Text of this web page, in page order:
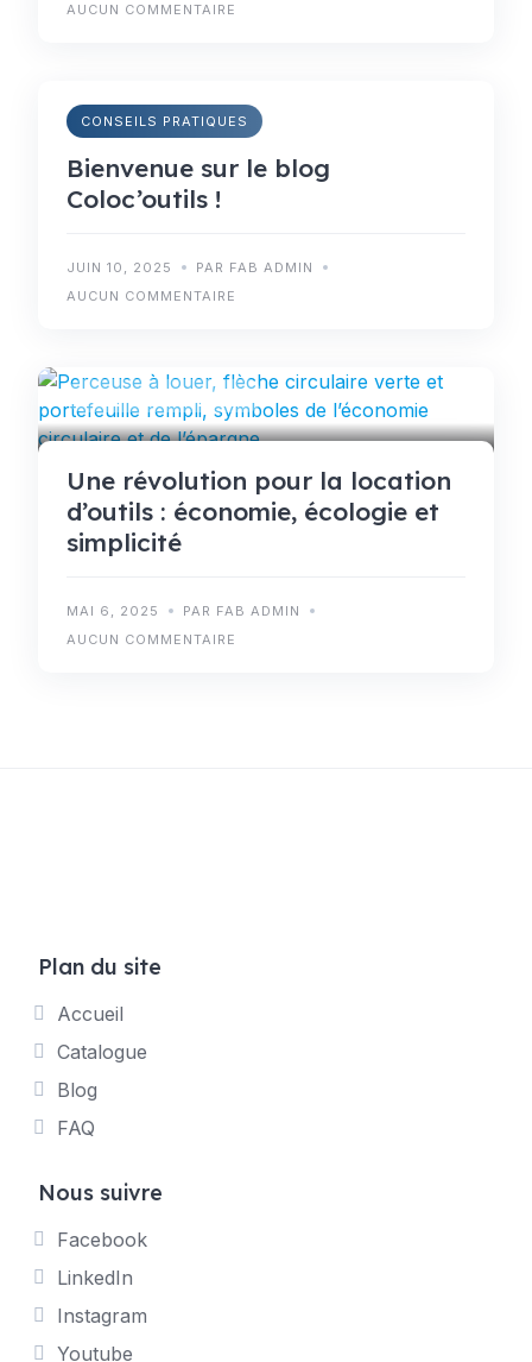
AUCUN COMMENTAIRE
CONSEILS PRATIQUES
Bienvenue sur le blog
Coloc’outils !
JUIN 10, 2025
PAR FAB ADMIN
AUCUN COMMENTAIRE
CONSEILS PRATIQUES
Une révolution pour la location
d’outils : économie, écologie et
simplicité
MAI 6, 2025
PAR FAB ADMIN
AUCUN COMMENTAIRE
Plan du site
Accueil
Catalogue
Blog
FAQ
Nous suivre
Facebook
LinkedIn
Instagram
Youtube